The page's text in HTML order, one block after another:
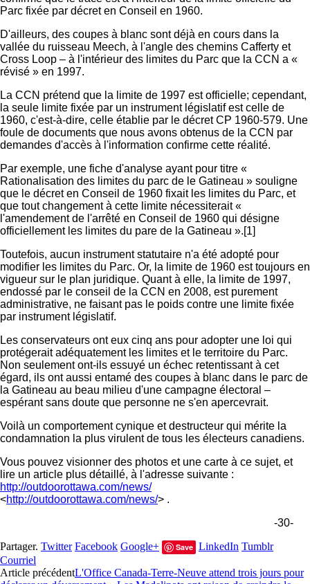
Parc fixée par décret en Conseil en 1960.
D'ailleurs, des coupes à blanc sont déjà en cours dans la
vallée du ruisseau Meech, à l'angle des chemins Cafferty et
Cross Loop – à l'intérieur des limites du Parc que la CCN a «
révisé » en 1997.
La CCN prétend que la limite de 1997 est officielle; cependant,
la seule limite fixée par un instrument législatif est celle de
1960, c'est-à-dire, celle établie par le décret CP 1960-579. Une
foule de documents que nous avons obtenus de la CCN par
demandes d'accès à l'information confirme cette réalité.
Par exemple, une fiche d'analyse ayant pour titre «
Rationalisation des limites du parc de le Gatineau » souligne
que le décret en Conseil de 1960 fixait les limites du Parc, et
que tout changement à cette limite nécessiterait «
l'amendement de l'arrêté en Conseil de 1960 qui désigne
officiellement les limites du pare de la Gatineau ».[1]
Toutefois, aucun instrument statutaire n'a été adopté pour
modifier les limites du Parc. Or, la limite de 1960 est toujours en
vigueur sur le plan juridique. Quant à elle, la limite de 1997,
endossé par le conseil de la CCN en 2008, est purement
administrative, ne faisant pas le poids contre une limite fixée
par instrument législatif.
Les conservateurs ont eux cinq ans pour adopter une loi qui
protégerait adéquatement les limites et le territoire du Parc.
Non seulement ont-ils essuyé un échec retentissant à cet
égard, ils ont aussi entamé des coupes à blanc dans le parc de
la Gatineau au beau milieu d'une campagne électoral –
espérant sans doute que personne ne s'en apercevrait.
Voilà un comportement cynique et destructeur qui mérite la
condamnation la plus virulent de tous les électeurs canadiens.
Vous pouvez visionner des photos et une carte à ce sujet, et
lire un article plus détaillé, à l'adresse suivante :
http://outdoorottawa.com/news/
<http://outdoorottawa.com/news/> .
-30-
Partager. Twitter Facebook Google+ Save LinkedIn Tumblr
Courriel
Article précédentL'Office Canada-Terre-Neuve attend trois jours pour